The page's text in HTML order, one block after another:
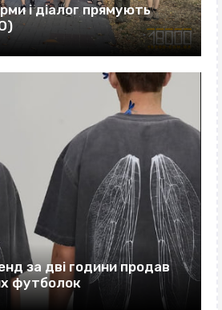
і діалог прямують
за дві години продав
футболок